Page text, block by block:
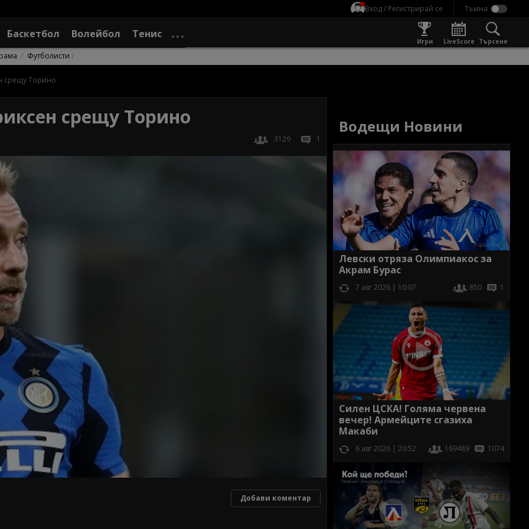
Вход / Регистрирай се
Баскетбол Волейбол Тенис
Игри LiveScore Търсене
Футболисти
срещу Торино
срещу Торино
3129 1
Добави коментар
Водещи Новини
Левски отряза Олимпиакос за
Акрам Бурас
7 авг 2026 | 10:07 850 1
Силен ЦСКА! Голяма червена
вечер! Армейците сгазиха
Макаби
6 авг 2026 | 20:52 169489 1074